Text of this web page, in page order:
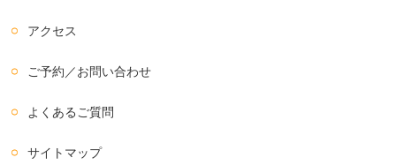
アクセス
ご予約／お問い合わせ
よくあるご質問
サイトマップ